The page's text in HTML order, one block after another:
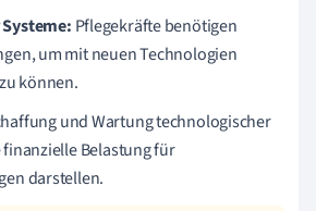
Pflegekräfte benötigen
um mit neuen Technologien
können.
und Wartung technologischer
Belastung für
darstellen.